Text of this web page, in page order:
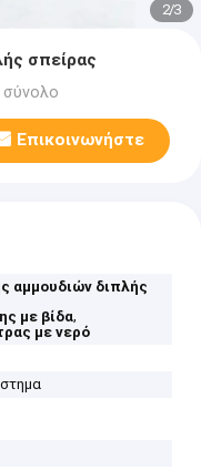
2/3
σπείρας
σύνολο
Επικοινωνήστε
αμμουδιών διπλής
με βίδα,
με νερό